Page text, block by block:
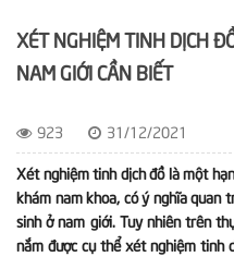
XÉT NGHIỆM TINH DỊCH
NAM GIỚI CẦN BIẾT
923
31/12/2021
Xét nghiệm tinh dịch đồ là một
khám nam khoa, có ý nghĩa quan
sinh ở nam giới. Tuy nhiên trên
nắm được cụ thể xét nghiệm tinh